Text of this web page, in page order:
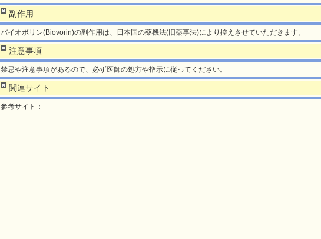
副作用
バイオボリン(Biovorin)の副作用は、日本国の薬機法(旧薬事法)により控えさせていただきます。
注意事項
禁忌や注意事項があるので、必ず医師の処方や指示に従ってください。
関連サイト
参考サイト：